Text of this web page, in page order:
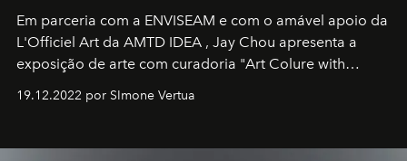
Em parceria com a ENVISEAM e com o amável apoio da
L'Officiel Art da AMTD IDEA , Jay Chou apresenta a
exposição de arte com curadoria "Art Colure with
19.12.2022 por SImone Vertua